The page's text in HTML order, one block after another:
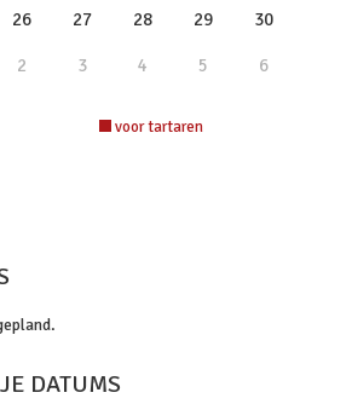
26 27 28 29 30
2 3 4 5 6
voor tartaren
DATUMS